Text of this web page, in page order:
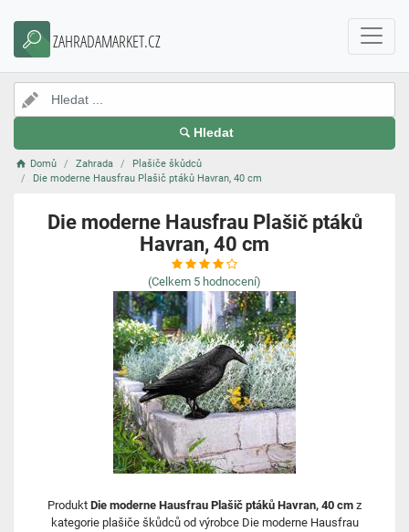
ZAHRADAMARKET.CZ
Hledat
Domů Zahrada
Plašiče škůdců
Die moderne Hausfrau Plašič ptáků Havran, 40 cm
Die moderne Hausfrau Plašič ptáků
Havran, 40 cm
(Celkem 5 hodnocení)
Produkt Die moderne Hausfrau Plašič ptáků Havran, 40 cm z
kategorie plašiče škůdců od výrobce Die moderne Hausfrau